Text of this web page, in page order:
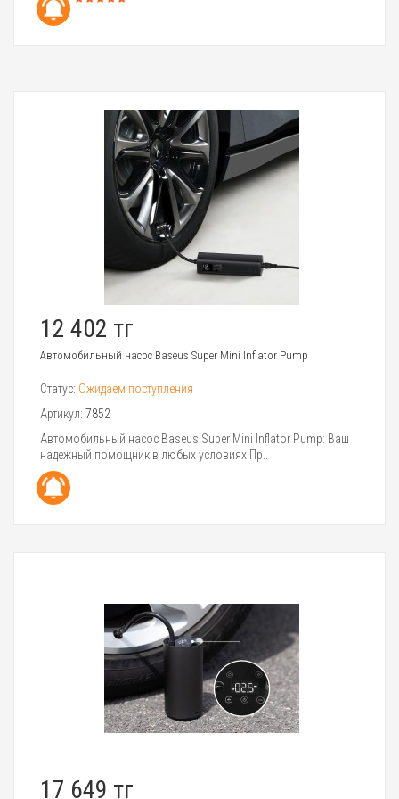
12 402 тг
Автомобильный насос Baseus Super Mini Inflator Pump
Статус: Ожидаем поступления
Артикул: 7852
Автомобильный насос Baseus Super Mini Inflator Pump: Ваш
надежный помощник в любых условиях Пр..
17 649 тг